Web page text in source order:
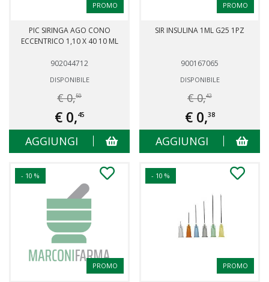
PROMO
PIC SIRINGA AGO CONO
ECCENTRICO 1,10 X 40 10 ML
902044712
DISPONIBILE
€ 0,50
€ 0,45
AGGIUNGI
PROMO
SIR INSULINA 1ML G25 1PZ
900167065
DISPONIBILE
€ 0,42
€ 0,38
AGGIUNGI
- 10 %
PROMO
- 10 %
PROMO